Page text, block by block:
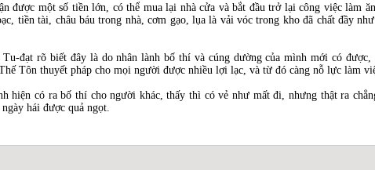
được một số tiền lớn, có thể mua lại nhà cửa và bắt đầu trở lại công việc làm
tiền tài, châu báu trong nhà, cơm gạo, lụa là vải vóc trong kho đã chất đầy
đạt rõ biết đây là do nhân lành bố thí và cúng dường của mình mới có
Tôn thuyết pháp cho mọi người được nhiều lợi lạc, và từ đó càng nỗ lực làm
hiện có ra bố thí cho người khác, thấy thì có vẻ như mất đi, nhưng thật ra
hái được quả ngọt.